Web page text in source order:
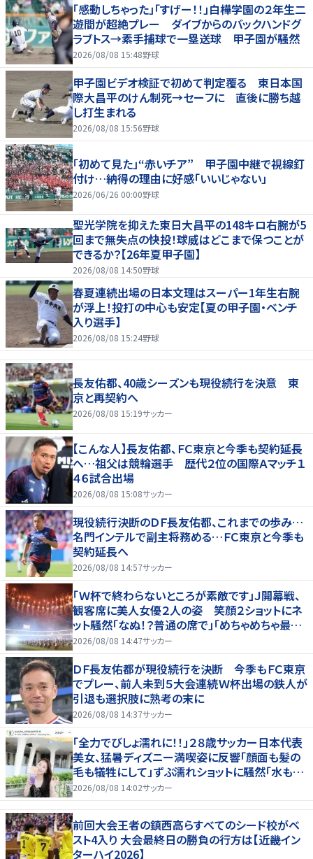
「感動しちゃった」「すげー！！」白樺学園の２年生二
遊間が超絶プレー ダイブからのバックハンドグ
ラブトス→素手捕球で一塁送球 甲子園が騒然
2026/08/08 15:48野球
甲子園ビデオ検証で初めて判定覆る 東日本国
際大昌平のけん制死→セーフに 直後に勝ち越
し打生まれる
2026/08/08 15:56野球
「初めて見た」“赤いチア” 甲子園中継で視線釘
付け…納得の理由に好感「いいじゃない」
2026/06/26 00:00野球
聖光学院を抑えた東日大昌平の148キロ右腕が5
回まで無失点の快投！球威はどこまで保つことが
できるか？【26年夏甲子園】
2026/08/08 14:50野球
春夏連続出場の日本文理はスーパー1年生右腕
が浮上！投打の中心も安定【夏の甲子園・ベンチ
入り選手】
2026/08/08 15:24野球
長友佑都、40歳シーズンも現役続行を決意 東
京と再契約へ
2026/08/08 15:19サッカー
【こんな人】長友佑都、ＦＣ東京と今季も契約延長
へ…祖父は競輪選手 歴代２位の国際Ａマッチ１
４６試合出場
2026/08/08 15:08サッカー
現役続行決断のＤＦ長友佑都、これまでの歩み…
名門インテルで副主将務める…ＦＣ東京と今季も
契約延長へ
2026/08/08 14:57サッカー
「Ｗ杯で終わらないところが素敵です」Ｊ開幕戦、
観客席に美人女優２人の姿 笑顔２ショットにネ
ット騒然「なぬ！？普通の席で」「めちゃめちゃ最上
級に可愛すぎ」
2026/08/08 14:47サッカー
ＤＦ長友佑都が現役続行を決断 今季もＦＣ東京
でプレー、前人未到５大会連続Ｗ杯出場の鉄人が
引退も選択肢に熟考の末に
2026/08/08 14:37サッカー
「全力でびしょ濡れに！！」２８歳サッカー日本代表
美女、猛暑ディズニー満喫姿に反響「顔面も髪の
毛も犠牲にして」ずぶ濡れショットに騒然「水も滴
る」「女優さんかと」
2026/08/08 14:02サッカー
前回大会王者の鎮西高らすべてのシード校がベ
スト4入り 大会最終日の勝負の行方は【近畿イン
ターハイ2026】